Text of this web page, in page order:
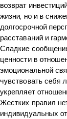
возврат
жизни, но и в
долгосрочной
расставаний и
Сладкие
ценности в
эмоциональной
чувствовать себя
укрепляет
Жестких правил
индивидуальных